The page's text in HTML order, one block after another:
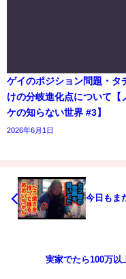
ゲイのポジション問題・タ
けの分岐進化点について【
ケの知らない世界 #3】
2026年6月1日
今日もま
実家でたら100万以